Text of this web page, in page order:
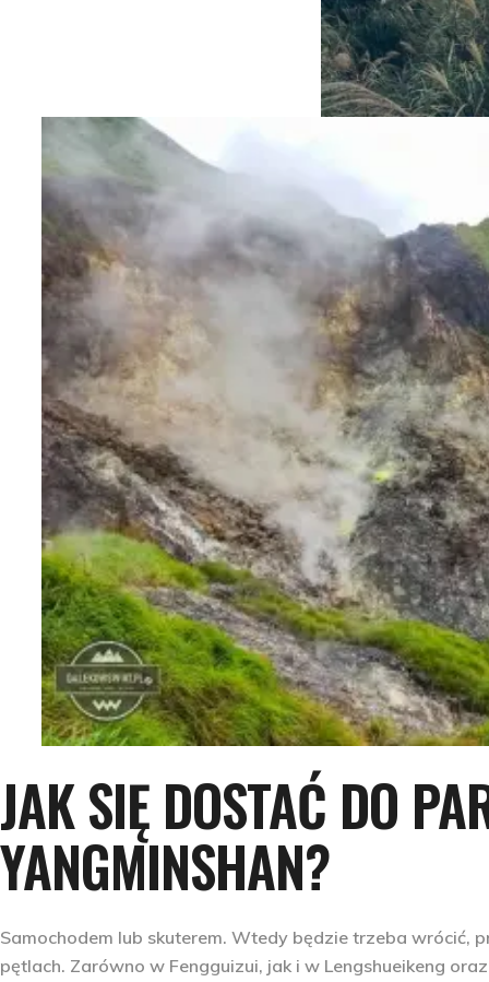
JAK SIĘ DOSTAĆ DO
YANGMINSHAN?
Samochodem lub skuterem. Wtedy będzie trzeba wrócić,
pętlach. Zarówno w Fengguizui, jak i w Lengshueikeng